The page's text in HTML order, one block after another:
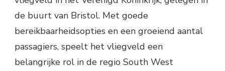
de buurt van Bristol. Met goede
bereikbaarheidsopties en een groeiend aantal
passagiers, speelt het vliegveld een
belangrijke rol in de regio South West